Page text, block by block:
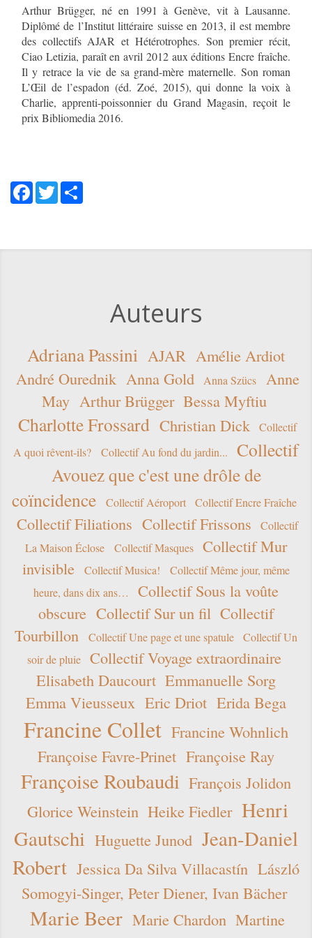
Arthur Brügger, né en 1991 à Genève, vit à Lausanne.
Diplômé de l’Institut littéraire suisse en 2013, il est membre
des collectifs AJAR et Hétérotrophes. Son premier récit,
Ciao Letizia, paraît en avril 2012 aux éditions Encre fraîche.
Il y retrace la vie de sa grand-mère maternelle. Son roman
L’Œil de l’espadon (éd. Zoé, 2015), qui donne la voix à
Charlie, apprenti-poissonnier du Grand Magasin, reçoit le
prix Bibliomedia 2016.
Facebook
Twitter
Auteurs
Adriana Passini AJAR Amélie Ardiot
André Ourednik Anna Gold Anna Szücs
Anne
May Arthur Brügger Bessa Myftiu
Charlotte Frossard Christian Dick
Collectif
A quoi rêvent-ils?
Collectif Au fond du jardin...
Collectif
Avouez que c'est une drôle de
coïncidence
Collectif Aéroport Collectif Encre Fraîche
Collectif Filiations Collectif Frissons
Collectif
La Maison Éclose
Collectif Masques
Collectif Mur
invisible
Collectif Musica!
Collectif Même jour, même
heure, dans dix ans…
Collectif Sous la voûte
obscure Collectif Sur un fil Collectif
Tourbillon
Collectif Une page et une spatule
Collectif Un
soir de pluie
Collectif Voyage extraordinaire
Elisabeth Daucourt Emmanuelle Sorg
Emma Vieusseux Eric Driot Erida Bega
Francine Collet Francine Wohnlich
Françoise Favre-Prinet Françoise Ray
Françoise Roubaudi François Jolidon
Glorice Weinstein Heike Fiedler Henri
Gautschi Huguette Junod Jean-Daniel
Robert Jessica Da Silva Villacastín László
Somogyi-Singer, Peter Diener, Ivan Bächer
Marie Beer Marie Chardon Martine